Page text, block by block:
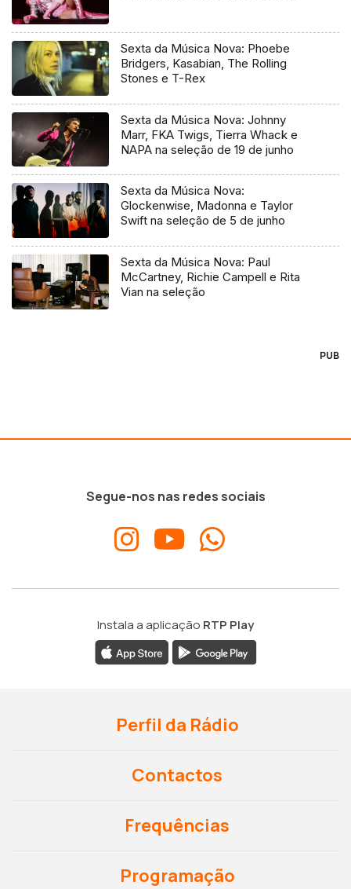
Sexta da Música Nova: Phoebe
Bridgers, Kasabian, The Rolling
Stones e T-Rex
Sexta da Música Nova: Johnny
Marr, FKA Twigs, Tierra Whack e
NAPA na seleção de 19 de junho
Sexta da Música Nova:
Glockenwise, Madonna e Taylor
Swift na seleção de 5 de junho
Sexta da Música Nova: Paul
McCartney, Richie Campell e Rita
Vian na seleção
PUB
Segue-nos nas redes sociais
Instala a aplicação RTP Play
Perfil da Rádio
Contactos
Frequências
Programação